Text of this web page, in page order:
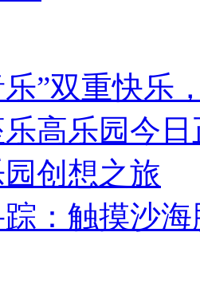
”双重快乐
高乐园今
创想之旅
：触摸沙